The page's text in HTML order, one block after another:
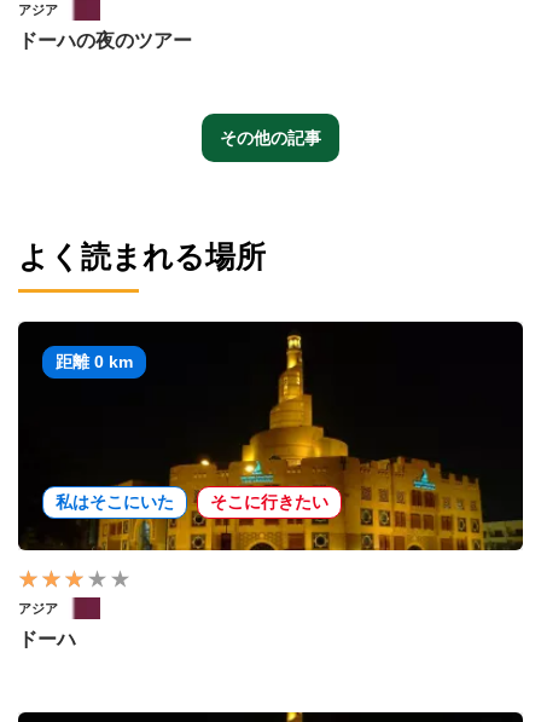
アジア
ドーハの夜のツアー
その他の記事
よく読まれる場所
距離 0 km
私はそこにいた そこに行きたい
アジア
ドーハ